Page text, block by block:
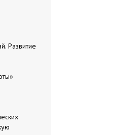
Развитие